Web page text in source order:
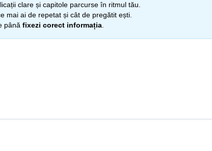
clare și capitole parcurse în ritmul tău.
mai ai de repetat și cât de pregătit ești.
până fixezi corect informația